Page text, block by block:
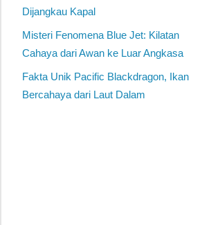
Dijangkau Kapal
Misteri Fenomena Blue Jet: Kilatan
Cahaya dari Awan ke Luar Angkasa
Fakta Unik Pacific Blackdragon, Ikan
Bercahaya dari Laut Dalam